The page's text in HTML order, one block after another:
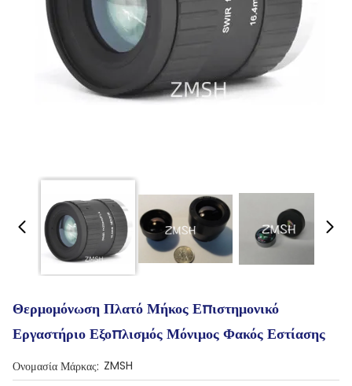
Θερμομόνωση Πλατό Μήκος Επιστημονικό
Εργαστήριο Εξοπλισμός Μόνιμος Φακός Εστίασης
Ονομασία Μάρκας: ZMSH